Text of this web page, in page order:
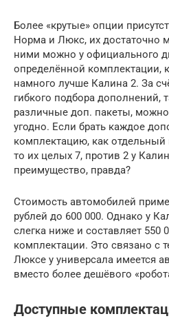
Более «крутые» опции
Норма и Люкс, их достаточно
ними можно у официального
определённой комплектации,
намного лучше Калина 2. За
гибкого подбора дополнений,
различные доп. пакеты,
угодно. Если брать каждое
комплектацию, как отдельный
то их целых 7, против 2 у
преимущество, правда?
Стоимость автомобилей
рублей до 600 000. Однако у
слегка ниже и составляет 550
комплектации. Это связано с
Люксе у универсала имеется
вместо более дешёвого
Доступные